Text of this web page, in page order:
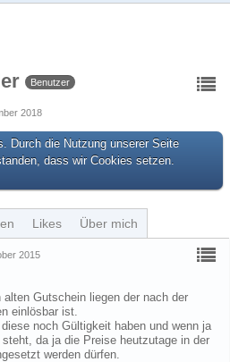
Benutzer
2018
Durch die Nutzung unserer Seite
dass wir Cookies setzen.
Likes Über mich
2015
alten Gutschein liegen der nach der
einlösbar ist.
noch Gültigkeit haben und wenn ja
da ja die Preise heutzutage in der
werden dürfen.